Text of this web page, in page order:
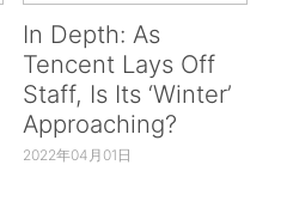
In Depth: As
Tencent Lays Off
Staff, Is Its ‘Winter’
Approaching?
2022年04月01日